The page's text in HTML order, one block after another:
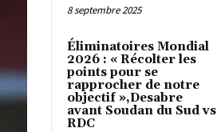
8 septembre 2025
Éliminatoires Mondial
2026 : « Récolter les
points pour se
rapprocher de notre
objectif »,Desabre
avant Soudan du Sud vs
RDC